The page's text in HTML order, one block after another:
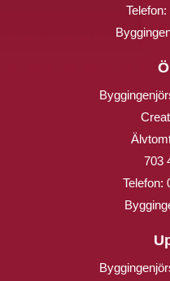
Telefon:
703
Telefon: